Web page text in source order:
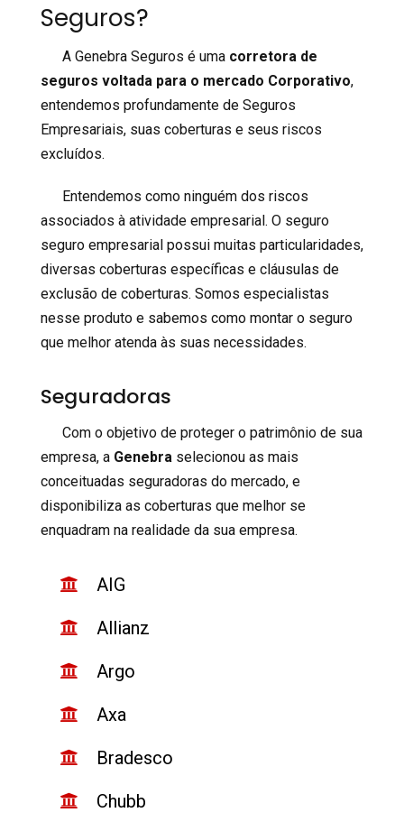
Seguros?
A Genebra Seguros é uma corretora de
seguros voltada para o mercado Corporativo,
entendemos profundamente de Seguros
Empresariais, suas coberturas e seus riscos
excluídos.
Entendemos como ninguém dos riscos
associados à atividade empresarial. O seguro
seguro empresarial possui muitas particularidades,
diversas coberturas específicas e cláusulas de
exclusão de coberturas. Somos especialistas
nesse produto e sabemos como montar o seguro
que melhor atenda às suas necessidades.
Seguradoras
Com o objetivo de proteger o patrimônio de sua
empresa, a Genebra selecionou as mais
conceituadas seguradoras do mercado, e
disponibiliza as coberturas que melhor se
enquadram na realidade da sua empresa.
AIG
Allianz
Argo
Axa
Bradesco
Chubb